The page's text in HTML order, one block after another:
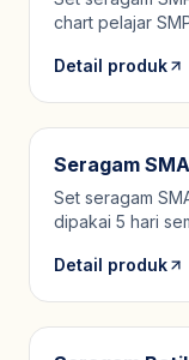
chart pelajar
Detail produk
Seragam
Set seragam
dipakai 5 hari
Detail produk